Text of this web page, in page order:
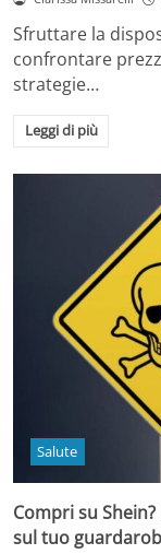
Sfruttare la
confrontare
strategie…
Leggi di più
Salute
Compri su
sul tuo